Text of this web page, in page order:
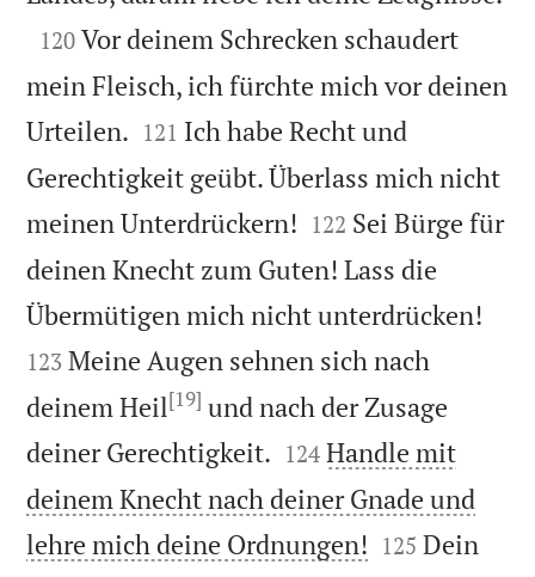

120 Vor deinem Schrecken schaudert
mein Fleisch, ich fürchte mich vor deinen
Urteilen. 

121 Ich habe Recht und
Gerechtigkeit geübt. Überlass mich nicht
meinen Unterdrückern! 

122 Sei Bürge für
deinen Knecht zum Guten! Lass die
Übermütigen mich nicht unterdrücken!
123 Meine Augen sehnen sich nach
deinem Heil[19] und nach der Zusage
deiner Gerechtigkeit. 

124 Handle mit
deinem Knecht nach deiner Gnade und
lehre mich deine Ordnungen! 

125 Dein